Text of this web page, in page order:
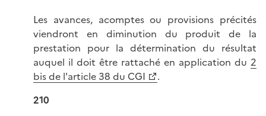
Les avances, acomptes ou provisions précités
viendront en diminution du produit de la
prestation pour la détermination du résultat
auquel il doit être rattaché en application du 2
bis de l'article 38 du CGI
.
210